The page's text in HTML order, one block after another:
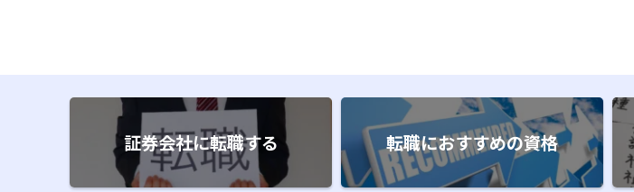
証券会社に転職する 転職におすすめの資格